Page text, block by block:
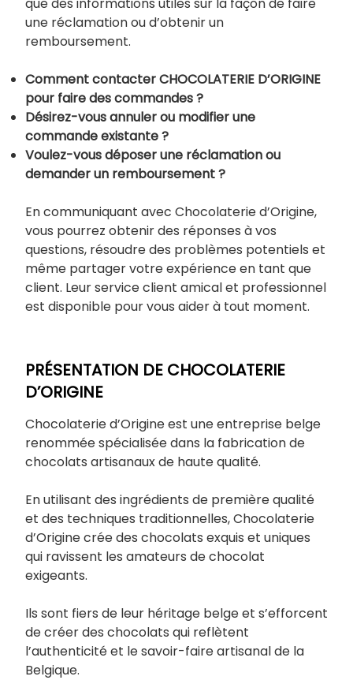
une réclamation ou d’obtenir un
remboursement.
Comment contacter CHOCOLATERIE D’ORIGINE
pour faire des commandes ?
Désirez-vous annuler ou modifier une
commande existante ?
Voulez-vous déposer une réclamation ou
demander un remboursement ?
En communiquant avec Chocolaterie d’Origine,
vous pourrez obtenir des réponses à vos
questions, résoudre des problèmes potentiels et
même partager votre expérience en tant que
client. Leur service client amical et professionnel
est disponible pour vous aider à tout moment.
PRÉSENTATION DE CHOCOLATERIE
D’ORIGINE
Chocolaterie d’Origine est une entreprise belge
renommée spécialisée dans la fabrication de
chocolats artisanaux de haute qualité.
En utilisant des ingrédients de première qualité
et des techniques traditionnelles, Chocolaterie
d’Origine crée des chocolats exquis et uniques
qui ravissent les amateurs de chocolat
exigeants.
Ils sont fiers de leur héritage belge et s’efforcent
de créer des chocolats qui reflètent
l’authenticité et le savoir-faire artisanal de la
Belgique.